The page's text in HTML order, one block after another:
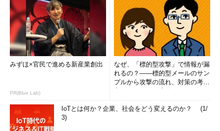
みずほ×官民で進める新産業創出
PR(Blue Lab)
なぜ、「標的型攻撃」で情報が漏
れるの？――標的型メールのサン
プルから攻撃の流れ、対策の考え
IoTとは何か？企業、社会をどう変えるのか？ (1/
3)